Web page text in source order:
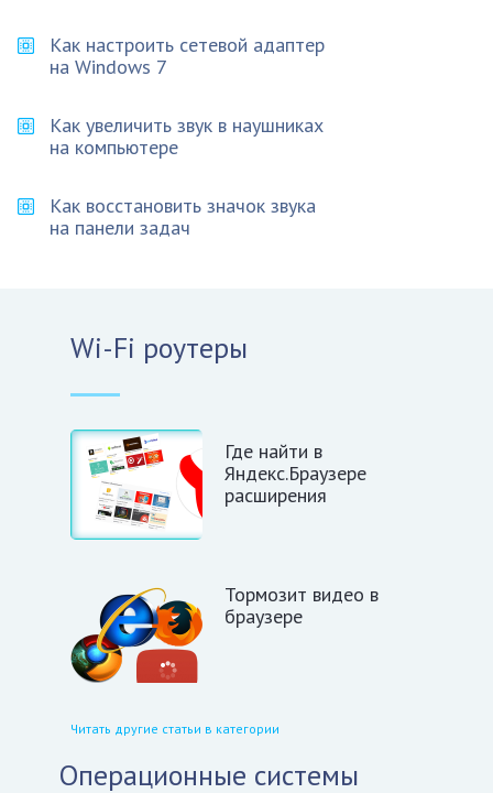
Как настроить сетевой адаптер
на Windows 7
Как увеличить звук в наушниках
на компьютере
Как восстановить значок звука
на панели задач
Wi-Fi роутеры
Где найти в
Яндекс.Браузере
расширения
Тормозит видео в
браузере
Читать другие статьи в категории
Операционные системы